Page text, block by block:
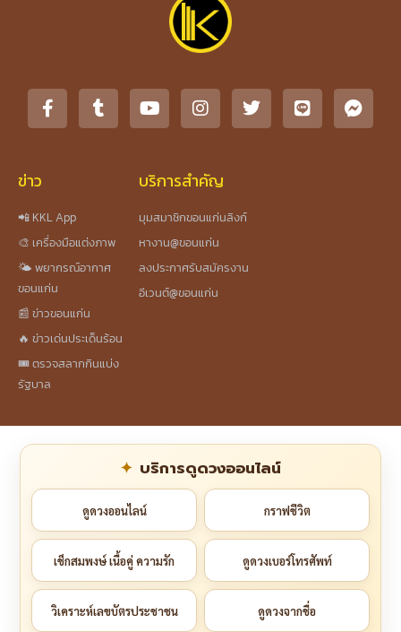
ข่าว
📲 KKL App
🎨 เครื่องมือแต่งภาพ
🌤️ พยากรณ์อากาศ
ขอนแก่น
📰 ข่าวขอนแก่น
🔥 ข่าวเด่นประเด็นร้อน
🎟️ ตรวจสลากกินแบ่ง
รัฐบาล
บริการสำคัญ
มุมสมาชิกขอนแก่นลิงก์
หางาน@ขอนแก่น
ลงประกาศรับสมัครงาน
อีเวนต์@ขอนแก่น
บริการดูดวงออนไลน์
ดูดวงออนไลน์ กราฟชีวิต
เช็กสมพงษ์ เนื้อคู่ ความรัก ดูดวงเบอร์โทรศัพท์
วิเคราะห์เลขบัตรประชาชน ดูดวงจากชื่อ